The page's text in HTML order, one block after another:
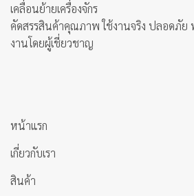
เคลื่อนย้ายเครื่องจักร
คัดสรรสินค้าคุณภาพ ใช้งานจริง ปลอดภัย
งานโดยผู้เชี่ยวชาญ
หน้าแรก
เกี่ยวกับเรา
สินค้า